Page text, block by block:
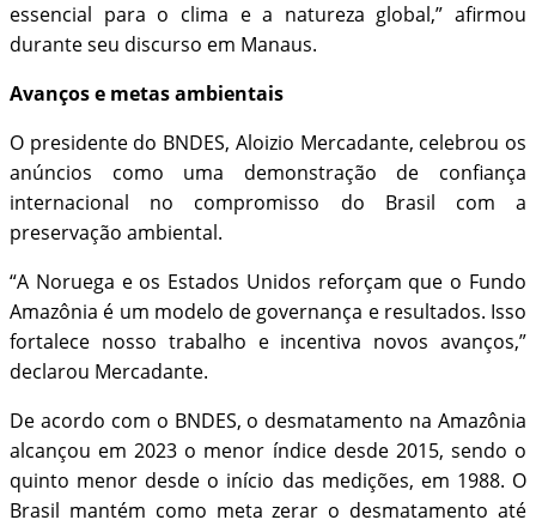
essencial para o clima e a natureza global,” afirmou
durante seu discurso em Manaus.
Avanços e metas ambientais
O presidente do BNDES, Aloizio Mercadante, celebrou os
anúncios como uma demonstração de confiança
internacional no compromisso do Brasil com a
preservação ambiental.
“A Noruega e os Estados Unidos reforçam que o Fundo
Amazônia é um modelo de governança e resultados. Isso
fortalece nosso trabalho e incentiva novos avanços,”
declarou Mercadante.
De acordo com o BNDES, o desmatamento na Amazônia
alcançou em 2023 o menor índice desde 2015, sendo o
quinto menor desde o início das medições, em 1988. O
Brasil mantém como meta zerar o desmatamento até